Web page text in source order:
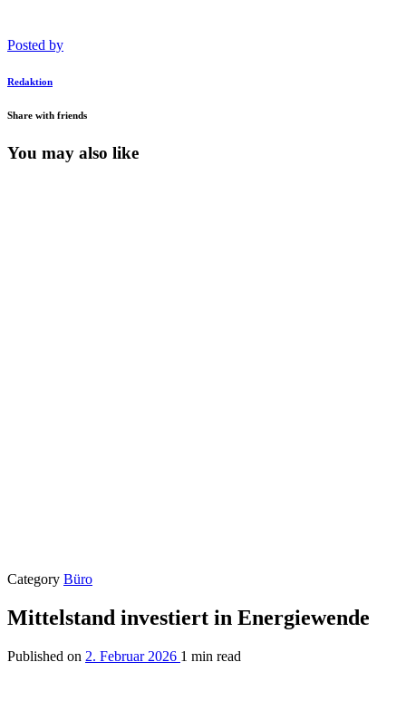
Posted by
Redaktion
Share with friends
You may also like
Category Büro
Mittelstand investiert in Energiewende
Published on 2. Februar 2026 1 min read